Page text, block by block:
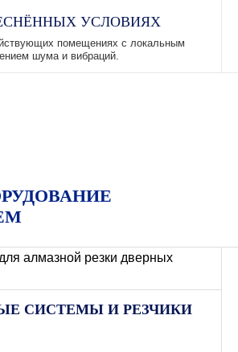
УСЛОВИЯХ
помещениях с локальным
шума и вибраций.
СИСТЕМЫ И РЕЗЧИКИ